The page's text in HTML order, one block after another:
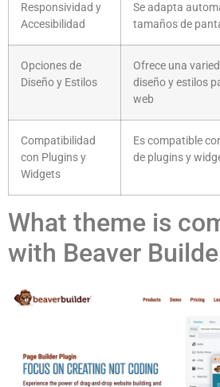
Responsividad y
Accesibilidad
Se adapta
tamaños de
Opciones de
Diseño y Estilos
Ofrece una
diseño y estilos
web
Compatibilidad
con Plugins y
Widgets
Es compatible
de plugins y
What theme is
with Beaver